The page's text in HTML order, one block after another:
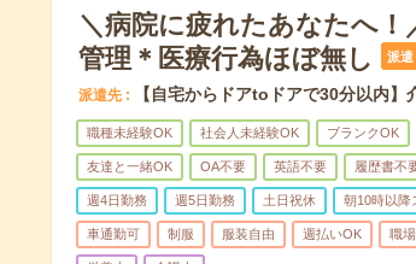
＼病院に疲れたあなたへ
管理＊医療行為ほぼ無し
派遣
派遣先 【自宅からドアtoドアで30分以内】
職種未経験OK 社会人未経験OK ブランクOK
友達と一緒OK OA不要 英語不要 履歴書不
週4日勤務 週5日勤務 土日祝休 朝10時以降
車通勤可 制服 服装自由 週払いOK 職